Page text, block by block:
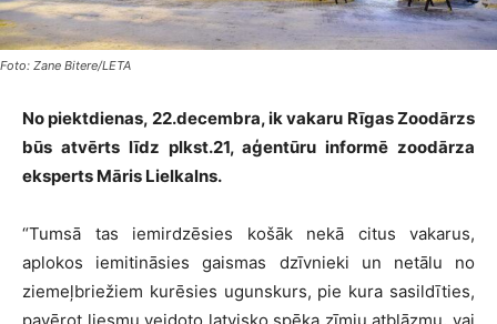
Foto: Zane Bitere/LETA
No piektdienas, 22.decembra, ik vakaru Rīgas Zoodārzs
būs atvērts līdz plkst.21, aģentūru informē zoodārza
eksperts Māris Lielkalns.
“Tumsā tas iemirdzēsies košāk nekā citus vakarus,
aplokos iemitināsies gaismas dzīvnieki un netālu no
ziemeļbriežiem kurēsies ugunskurs, pie kura sasildīties,